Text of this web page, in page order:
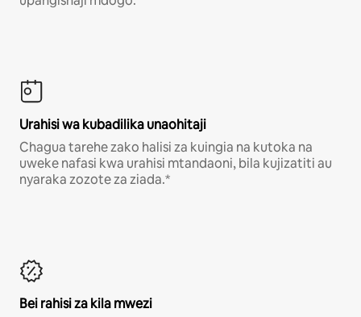
Urahisi wa kubadilika unaohitaji
Chagua tarehe zako halisi za kuingia na kutoka na
uweke nafasi kwa urahisi mtandaoni, bila kujizatiti au
nyaraka zozote za ziada.*
Bei rahisi za kila mwezi